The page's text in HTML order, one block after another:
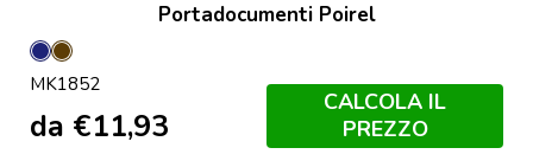
Portadocumenti Poirel
Marineo
Marron
MK1852
da €11,93
CALCOLA IL
PREZZO